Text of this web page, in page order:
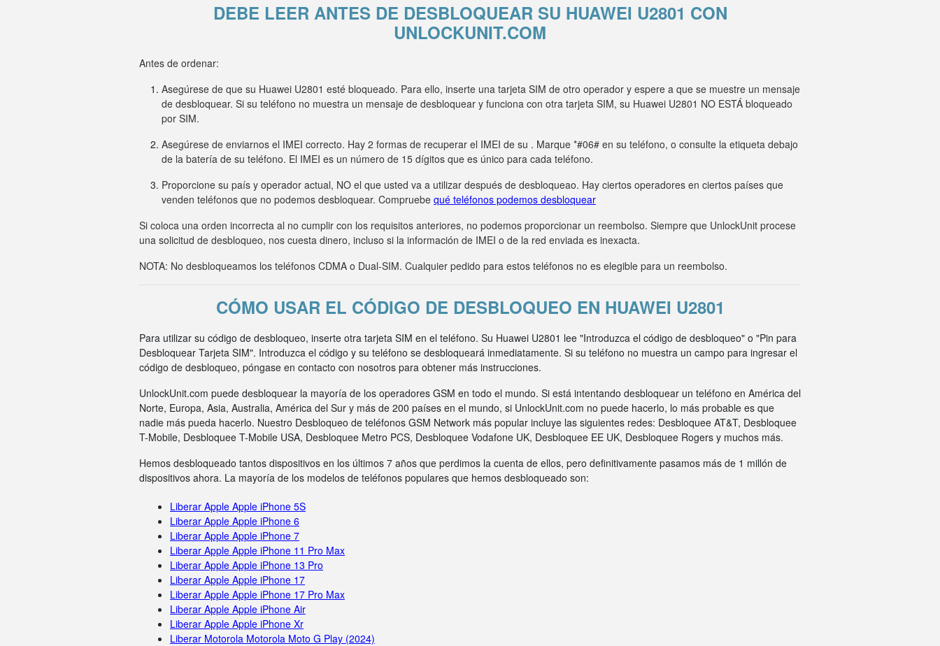
DEBE LEER ANTES DE DESBLOQUEAR SU HUAWEI U2801 CON
UNLOCKUNIT.COM
Antes de ordenar:
Asegúrese de que su Huawei U2801 esté bloqueado. Para ello, inserte una tarjeta SIM de otro operador y espere a que se muestre un mensaje
de desbloquear. Si su teléfono no muestra un mensaje de desbloquear y funciona con otra tarjeta SIM, su Huawei U2801 NO ESTÁ bloqueado
por SIM.
Asegúrese de enviarnos el IMEI correcto. Hay 2 formas de recuperar el IMEI de su . Marque *#06# en su teléfono, o consulte la etiqueta debajo
de la batería de su teléfono. El IMEI es un número de 15 dígitos que es único para cada teléfono.
Proporcione su país y operador actual, NO el que usted va a utilizar después de desbloqueao. Hay ciertos operadores en ciertos países que
venden teléfonos que no podemos desbloquear. Compruebe qué teléfonos podemos desbloquear
Si coloca una orden incorrecta al no cumplir con los requisitos anteriores, no podemos proporcionar un reembolso. Siempre que UnlockUnit procese
una solicitud de desbloqueo, nos cuesta dinero, incluso si la información de IMEI o de la red enviada es inexacta.
NOTA: No desbloqueamos los teléfonos CDMA o Dual-SIM. Cualquier pedido para estos teléfonos no es elegible para un reembolso.
CÓMO USAR EL CÓDIGO DE DESBLOQUEO EN HUAWEI U2801
Para utilizar su código de desbloqueo, inserte otra tarjeta SIM en el teléfono. Su Huawei U2801 lee "Introduzca el código de desbloqueo" o "Pin para
Desbloquear Tarjeta SIM". Introduzca el código y su teléfono se desbloqueará inmediatamente. Si su teléfono no muestra un campo para ingresar el
código de desbloqueo, póngase en contacto con nosotros para obtener más instrucciones.
UnlockUnit.com puede desbloquear la mayoría de los operadores GSM en todo el mundo. Si está intentando desbloquear un teléfono en América del
Norte, Europa, Asia, Australia, América del Sur y más de 200 países en el mundo, si UnlockUnit.com no puede hacerlo, lo más probable es que
nadie más pueda hacerlo. Nuestro Desbloqueo de teléfonos GSM Network más popular incluye las siguientes redes: Desbloquee AT&T, Desbloquee
T-Mobile, Desbloquee T-Mobile USA, Desbloquee Metro PCS, Desbloquee Vodafone UK, Desbloquee EE UK, Desbloquee Rogers y muchos más.
Hemos desbloqueado tantos dispositivos en los últimos 7 años que perdimos la cuenta de ellos, pero definitivamente pasamos más de 1 millón de
dispositivos ahora. La mayoría de los modelos de teléfonos populares que hemos desbloqueado son:
Liberar Apple Apple iPhone 5S
Liberar Apple Apple iPhone 6
Liberar Apple Apple iPhone 7
Liberar Apple Apple iPhone 11 Pro Max
Liberar Apple Apple iPhone 13 Pro
Liberar Apple Apple iPhone 17
Liberar Apple Apple iPhone 17 Pro Max
Liberar Apple Apple iPhone Air
Liberar Apple Apple iPhone Xr
Liberar Motorola Motorola Moto G Play (2024)